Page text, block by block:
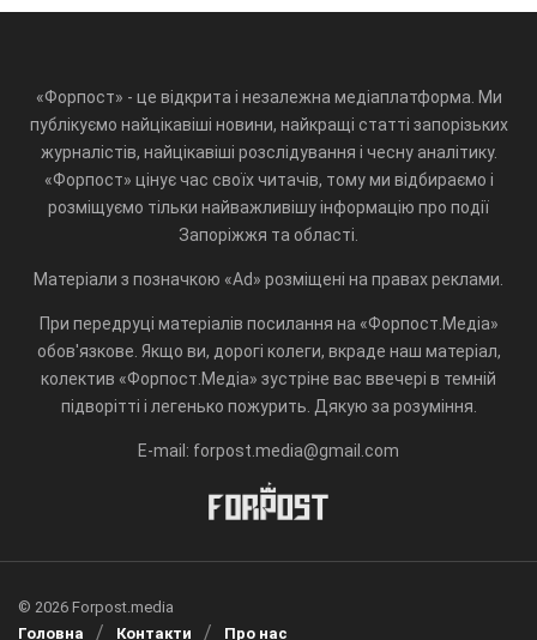
«Форпост» - це відкрита і незалежна медіаплатформа. Ми
публікуємо найцікавіші новини, найкращі статті запорізьких
журналістів, найцікавіші розслідування і чесну аналітику.
«Форпост» цінує час своїх читачів, тому ми відбираємо і
розміщуємо тільки найважливішу інформацію про події
Запоріжжя та області.
Матеріали з позначкою «Ad» розміщені на правах реклами.
При передруці матеріалів посилання на «Форпост.Медіа»
обов'язкове. Якщо ви, дорогі колеги, вкраде наш матеріал,
колектив «Форпост.Медіа» зустріне вас ввечері в темній
підворітті і легенько пожурить. Дякую за розуміння.
E-mail: forpost.media@gmail.com
© 2026 Forpost.media
Головна
Контакти Про нас